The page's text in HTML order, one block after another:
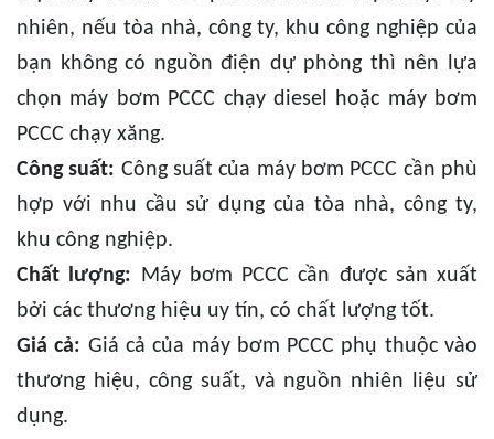
nhiên, nếu tòa nhà, công ty, khu công nghiệp của
bạn không có nguồn điện dự phòng thì nên lựa
chọn máy bơm PCCC chạy diesel hoặc máy bơm
PCCC chạy xăng.
Công suất: Công suất của máy bơm PCCC cần phù
hợp với nhu cầu sử dụng của tòa nhà, công ty,
khu công nghiệp.
Chất lượng: Máy bơm PCCC cần được sản xuất
bởi các thương hiệu uy tín, có chất lượng tốt.
Giá cả: Giá cả của máy bơm PCCC phụ thuộc vào
thương hiệu, công suất, và nguồn nhiên liệu sử
dụng.